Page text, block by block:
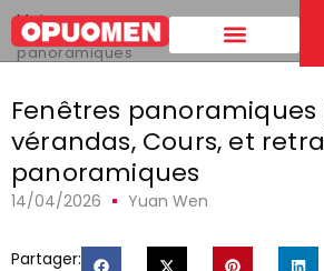
Maison >
Fenêtres panoramiques pour
panoramiques
Fenêtres panoramiques
vérandas, Cours, et
panoramiques
14/04/2026 Yuan Wen
Partager: